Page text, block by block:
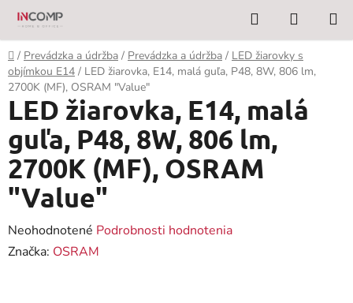
Prejsť
obsah
Hľadať
KOŠÍK
Domov
/ Prevádzka a údržba / Prevádzka a údržba / LED žiarovky s
objímkou E14 / LED žiarovka, E14, malá guľa, P48, 8W, 806 lm,
2700K (MF), OSRAM "Value"
LED žiarovka, E14, malá
guľa, P48, 8W, 806 lm,
2700K (MF), OSRAM
"Value"
Priemerné
hodnotenie
Neohodnotené Podrobnosti hodnotenia
Značka: OSRAM